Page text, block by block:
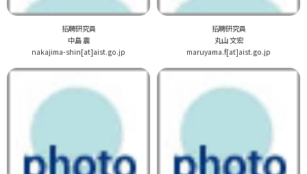
招聘研究員
中島 震
nakajima-shin[at]aist.go.jp
招聘研究員
丸山 文宏
maruyama.f[at]aist.go.jp